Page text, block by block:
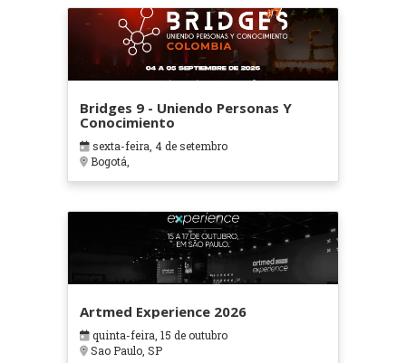
Bridges 9 - Uniendo Personas Y
Conocimiento
sexta-feira, 4 de setembro
Bogotá,
Artmed Experience 2026
quinta-feira, 15 de outubro
Sao Paulo, SP